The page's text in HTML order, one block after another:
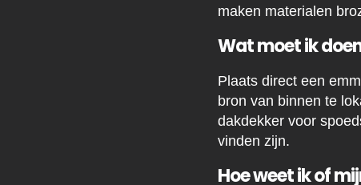
maken materialen
Wat moet ik
Plaats direct een
bron van binnen te
dakdekker voor
vinden zijn.
Hoe weet ik of